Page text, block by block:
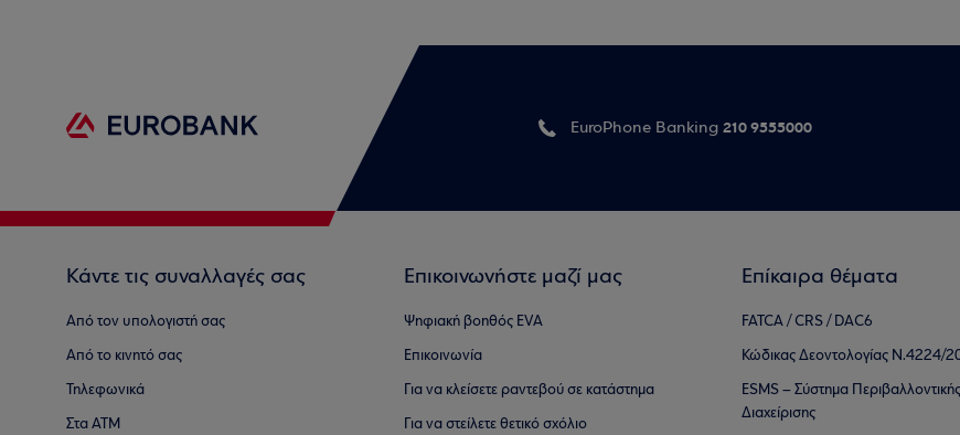
EuroPhone Banking 210 9555000
Κάντε τις συναλλαγές σας
Από τον υπολογιστή σας
Από το κινητό σας
Τηλεφωνικά
Στα ΑΤΜ
Επικοινωνήστε μαζί μας
Ψηφιακή βοηθός EVA
Επικοινωνία
Για να κλείσετε ραντεβού σε κατάστημα
Για να στείλετε θετικό σχόλιο
Επίκαιρα θέματα
FATCA / CRS / DAC6
Κώδικας Δεοντολογίας Ν.4224/
ESMS – Σύστημα
Διαχείρισης